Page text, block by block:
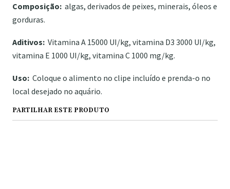
Composição: algas, derivados de peixes, minerais, óleos e
gorduras.
Aditivos: Vitamina A 15000 UI/kg, vitamina D3 3000 UI/kg,
vitamina E 1000 UI/kg, vitamina C 1000 mg/kg.
Uso: Coloque o alimento no clipe incluído e prenda-o no
local desejado no aquário.
PARTILHAR ESTE PRODUTO